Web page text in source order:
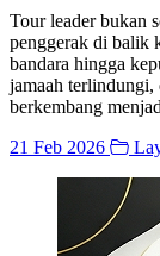
Tour leader bukan
penggerak di balik
bandara hingga
jamaah terlindungi,
berkembang
21 Feb 2026